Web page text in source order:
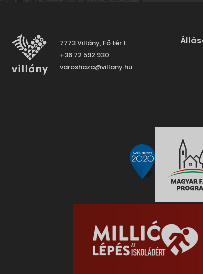
7773 Villány, Fő tér 1.
+36 72 592 930
varoshaza@villany.hu